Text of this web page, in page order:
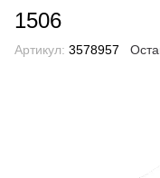
1506
Артикул: 3578957